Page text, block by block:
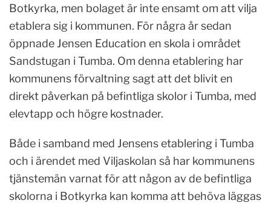
Botkyrka, men bolaget är inte ensamt om att vilja
etablera sig i kommunen. För några år sedan
öppnade Jensen Education en skola i området
Sandstugan i Tumba. Om denna etablering har
kommunens förvaltning sagt att det blivit en
direkt påverkan på befintliga skolor i Tumba, med
elevtapp och högre kostnader.
Både i samband med Jensens etablering i Tumba
och i ärendet med Viljaskolan så har kommunens
tjänstemän varnat för att någon av de befintliga
skolorna i Botkyrka kan komma att behöva läggas